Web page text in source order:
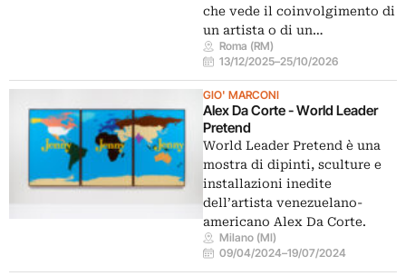
che vede il coinvolgimento di
un artista o di un…
Roma (RM)
13/12/2025–25/10/2026
GIO' MARCONI
Alex Da Corte - World Leader
Pretend
World Leader Pretend è una
mostra di dipinti, sculture e
installazioni inedite
dell’artista venezuelano-
americano Alex Da Corte.
Milano (MI)
09/04/2024–19/07/2024